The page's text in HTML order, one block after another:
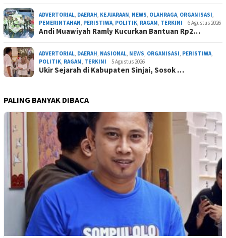
ADVERTORIAL, DAERAH, KEJUARAAN, NEWS, OLAHRAGA, ORGANISASI,
PEMERINTAHAN, PERISTIWA, POLITIK, RAGAM, TERKINI 6 Agustus 2026
Andi Muawiyah Ramly Kucurkan Bantuan Rp2…
ADVERTORIAL, DAERAH, NASIONAL, NEWS, ORGANISASI, PERISTIWA,
POLITIK, RAGAM, TERKINI 5 Agustus 2026
Ukir Sejarah di Kabupaten Sinjai, Sosok …
PALING BANYAK DIBACA